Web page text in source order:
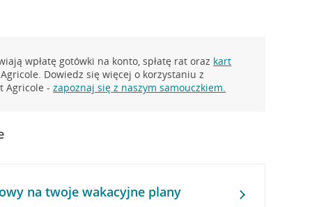
wpłatę gotówki na konto, spłatę rat oraz kart
Dowiedz się więcej o korzystaniu z
Agricole -zapoznaj się z naszym samouczkiem.
na twoje wakacyjne plany